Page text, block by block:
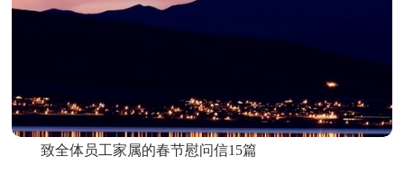
致全体员工家属的春节慰问信15篇